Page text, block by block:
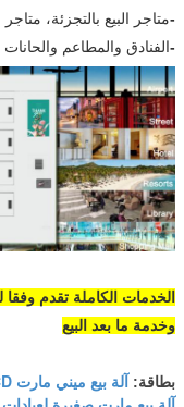
-متاجر البيع بالتجزئة،
-الفنادق والمطاعم والحانات
الخدمات الكاملة تقدم
وخدمة ما بعد البيع
بطاقة: آلة بيع ميني مارت LCD